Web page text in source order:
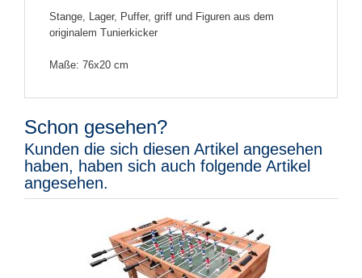
Stange, Lager, Puffer, griff und Figuren aus dem
originalem Tunierkicker
Maße: 76x20 cm
Schon gesehen?
Kunden die sich diesen Artikel angesehen
haben, haben sich auch folgende Artikel
angesehen.